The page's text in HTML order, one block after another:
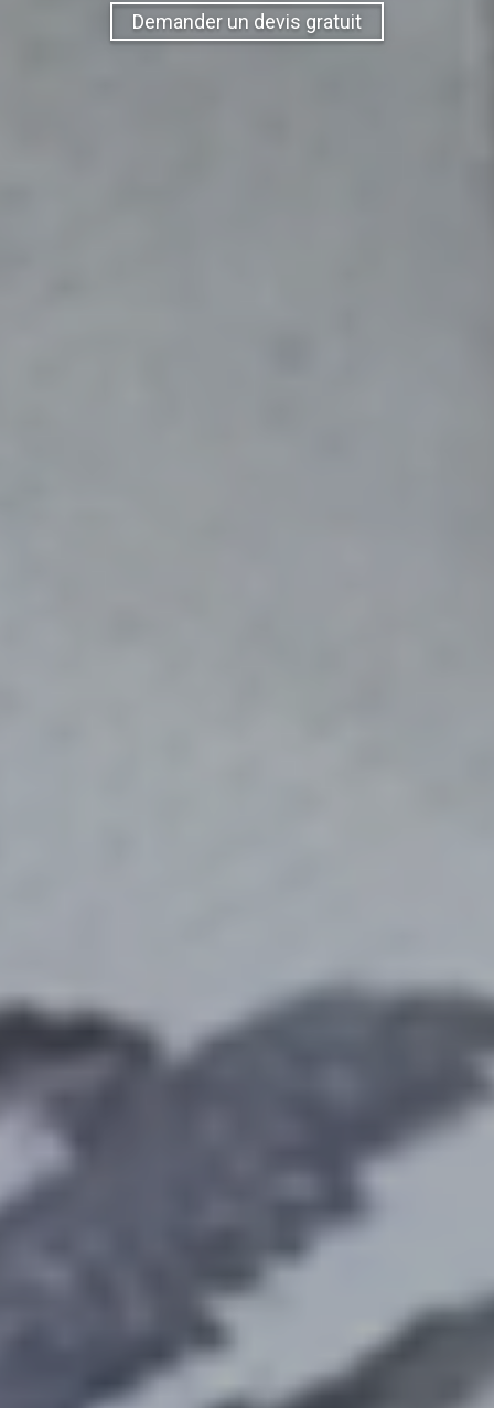
Demander un devis gratuit